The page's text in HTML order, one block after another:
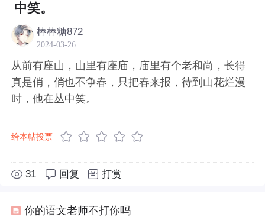
中笑。​
棒棒糖872
2024-03-26
从前有座山，山里有座庙，庙里有个老和尚，长得
真是俏，俏也不争春，只把春来报，待到山花烂漫
时，他在丛中笑。​
给本帖投票
31 回复 打赏
你的语文老师不打你吗